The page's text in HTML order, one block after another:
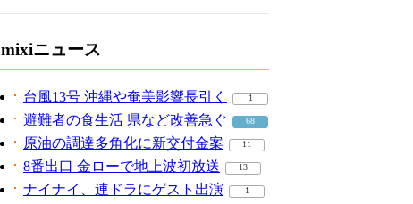
mixiニュース
台風13号 沖縄や奄美影響長引く 1
避難者の食生活 県など改善急ぐ 68
原油の調達多角化に新交付金案 11
8番出口 金ローで地上波初放送 13
ナイナイ、連ドラにゲスト出演 1